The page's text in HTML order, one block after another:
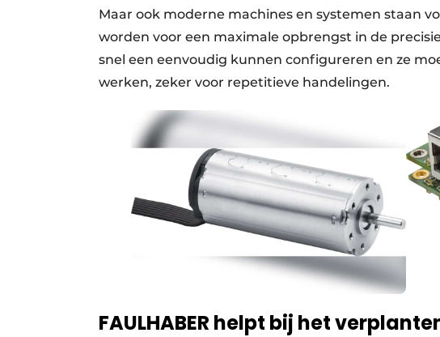
Maar ook moderne machines en systemen staan
worden voor een maximale opbrengst in de
snel een eenvoudig kunnen configureren en ze
werken, zeker voor repetitieve handelingen.
FAULHABER helpt bij het